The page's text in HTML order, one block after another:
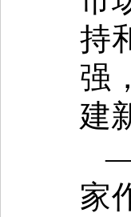
持
强
建
家